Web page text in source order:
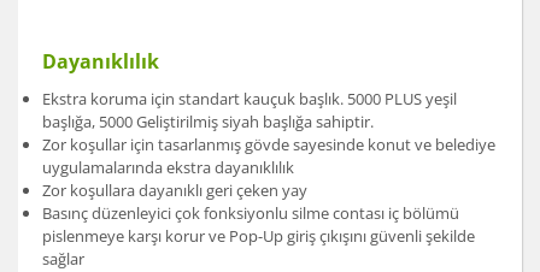
Dayanıklılık
Ekstra koruma için standart kauçuk başlık. 5000 PLUS yeşil
başlığa, 5000 Geliştirilmiş siyah başlığa sahiptir.
Zor koşullar için tasarlanmış gövde sayesinde konut ve belediye
uygulamalarında ekstra dayanıklılık
Zor koşullara dayanıklı geri çeken yay
Basınç düzenleyici çok fonksiyonlu silme contası iç bölümü
pislenmeye karşı korur ve Pop-Up giriş çıkışını güvenli şekilde
sağlar